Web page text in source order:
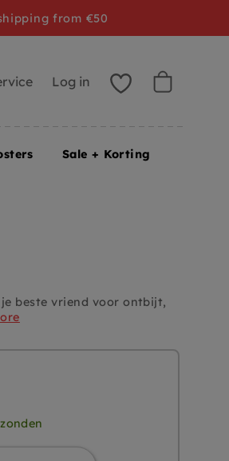
beste vriend voor ontbijt,
from €50
Log in
Sale + Korting